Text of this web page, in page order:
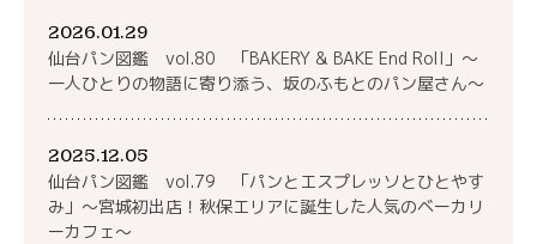
2026.01.29
仙台パン図鑑 vol.80 「BAKERY & BAKE End Roll」～
一人ひとりの物語に寄り添う、坂のふもとのパン屋さん～
2025.12.05
仙台パン図鑑 vol.79 「パンとエスプレッソとひとやす
み」～宮城初出店！秋保エリアに誕生した人気のベーカリ
ーカフェ～